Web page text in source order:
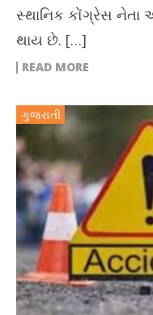
સ્થાનિક કોંગ્રેસ
થાય છે. […]
READ MORE
ગુજરાતી